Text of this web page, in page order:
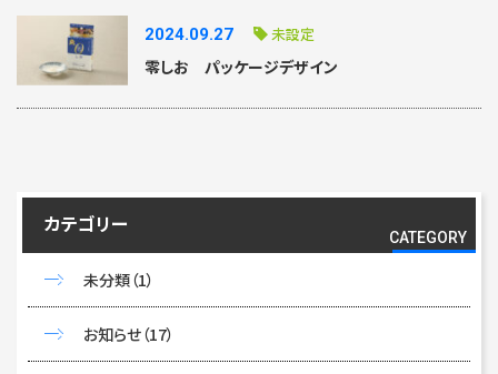
2024.09.27 未設定
零しお パッケージデザイン
カテゴリー
CATEGORY
未分類（1）
お知らせ（17）
FOLLOW
US